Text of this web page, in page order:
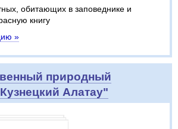
обитающих в заповеднике и
книгу
»
природный
Алатау"